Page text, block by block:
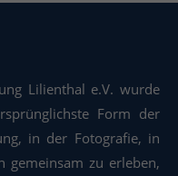
Lilienthal e.V. wurde
Form der
in der Fotografie, in
gemeinsam zu erleben,